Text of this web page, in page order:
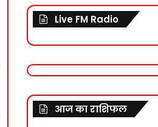
Live FM Radio
आज का राशिफल